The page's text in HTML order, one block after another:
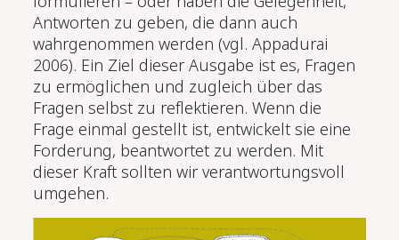
Antworten zu geben, die dann auch
wahrgenommen werden (vgl. Appadurai
2006). Ein Ziel dieser Ausgabe ist es, Fragen
zu ermöglichen und zugleich über das
Fragen selbst zu reflektieren. Wenn die
Frage einmal gestellt ist, entwickelt sie eine
Forderung, beantwortet zu werden. Mit
dieser Kraft sollten wir verantwortungsvoll
umgehen.